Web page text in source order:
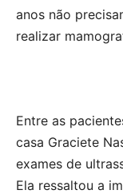
anos não
realizar
Entre as
casa Graciete
exames de
Ela ressaltou a